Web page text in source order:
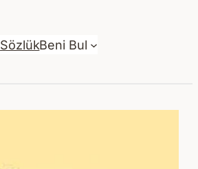
SözlükBeni Bul